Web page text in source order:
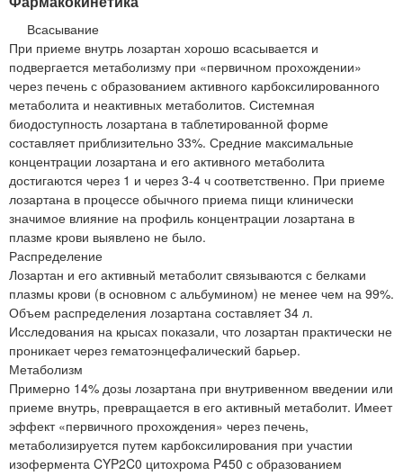
Всасывание
При приеме внутрь лозартан хорошо всасывается и
подвергается метаболизму при «первичном прохождении»
через печень с образованием активного карбоксилированного
метаболита и неактивных метаболитов. Системная
биодоступность лозартана в таблетированной форме
составляет приблизительно 33%. Средние максимальные
концентрации лозартана и его активного метаболита
достигаются через 1 и через 3-4 ч соответственно. При приеме
лозартана в процессе обычного приема пищи клинически
значимое влияние на профиль концентрации лозартана в
плазме крови выявлено не было.
Распределение
Лозартан и его активный метаболит связываются с белками
плазмы крови (в основном с альбумином) не менее чем на 99%.
Объем распределения лозартана составляет 34 л.
Исследования на крысах показали, что лозартан практически не
проникает через гематоэнцефалический барьер.
Метаболизм
Примерно 14% дозы лозартана при внутривенном введении или
приеме внутрь, превращается в его активный метаболит. Имеет
эффект «первичного прохождения» через печень,
метаболизируется путем карбоксилирования при участии
изофермента CYP2C0 цитохрома P450 с образованием